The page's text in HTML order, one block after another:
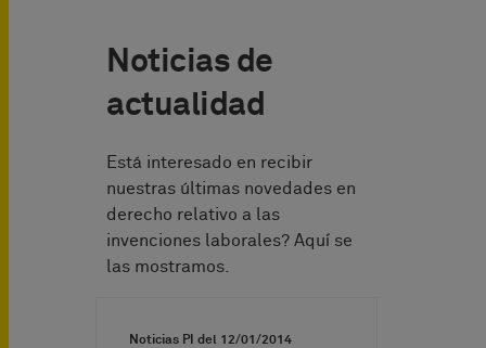
Noticias de
actualidad
Está interesado en recibir
nuestras últimas novedades en
derecho relativo a las
invenciones laborales? Aquí se
las mostramos.
Noticias PI del 12/01/2014